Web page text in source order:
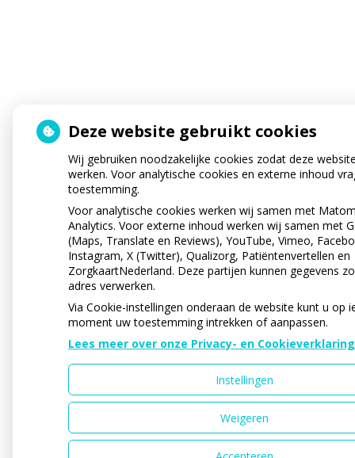
Deze website gebruikt cookies
Wij gebruiken noodzakelijke cookies zodat deze
werken. Voor analytische cookies en externe inhoud
toestemming.
Voor analytische cookies werken wij samen met
Analytics. Voor externe inhoud werken wij samen met
(Maps, Translate en Reviews), YouTube, Vimeo,
Instagram, X (Twitter), Qualizorg, Patiëntenvertellen en
ZorgkaartNederland. Deze partijen kunnen gegevens
adres verwerken.
Via Cookie-instellingen onderaan de website kunt u op
moment uw toestemming intrekken of aanpassen.
Lees meer over onze Privacy- en
Instellingen
Weigeren